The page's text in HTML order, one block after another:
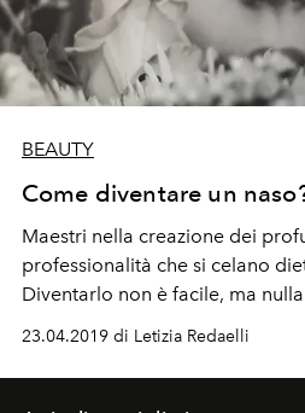
BEAUTY
Come diventare un
Maestri nella creazione dei
professionalità che si celano
Diventarlo non è facile, ma
23.04.2019 di Letizia Redaelli